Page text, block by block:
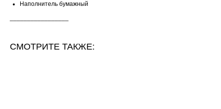
Наполнитель бумажный
СМОТРИТЕ ТАКЖЕ: